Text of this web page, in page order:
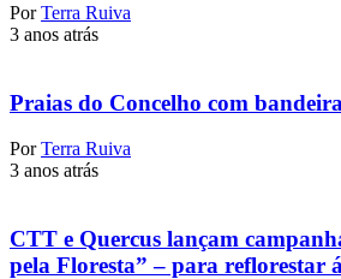
Por Terra Ruiva
3 anos atrás
Praias do Concelho com
Por Terra Ruiva
3 anos atrás
CTT e Quercus lançam
pela Floresta” – para reflorestar